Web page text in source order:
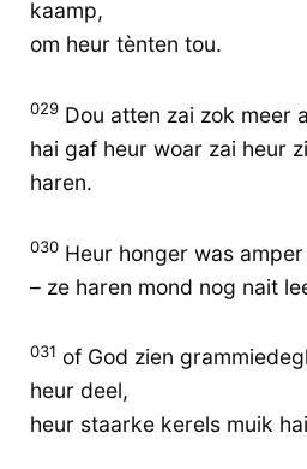
kaamp,
om heur tènten tou.
029 Dou atten zai zok meer
hai gaf heur woar zai heur
haren.
030 Heur honger was
– ze haren mond nog nait
031 of God zien
heur deel,
heur staarke kerels muik